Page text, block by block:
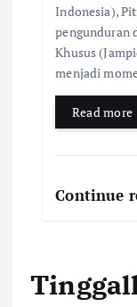
Indonesia),
pengunduran
Khusus
menjadi
Read more
Continue